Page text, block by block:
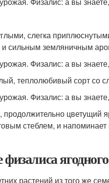
слегка
и сильным земляничным
теплолюбивый сорт со
цветущий
стеблем, и
ягодного
растений из того же